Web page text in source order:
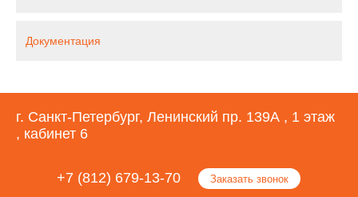
Документация
г. Санкт-Петербург, Ленинский пр. 139А , 1 этаж
, кабинет 6
+7 (812) 679-13-70 Заказать звонок